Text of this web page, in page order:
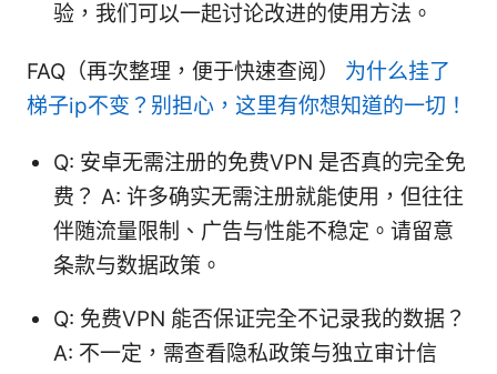
验，我们可以一起讨论改进的使用方法。
FAQ（再次整理，便于快速查阅） 为什么挂了
梯子ip不变？别担心，这里有你想知道的一切！
Q: 安卓无需注册的免费VPN 是否真的完全免
费？ A: 许多确实无需注册就能使用，但往往
伴随流量限制、广告与性能不稳定。请留意
条款与数据政策。
Q: 免费VPN 能否保证完全不记录我的数据？
A: 不一定，需查看隐私政策与独立审计信